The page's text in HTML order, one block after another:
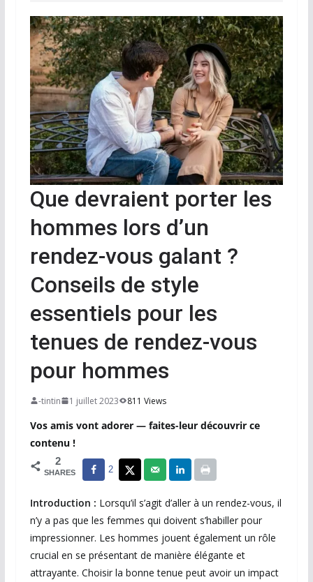
Que devraient porter les
hommes lors d’un
rendez-vous galant ?
Conseils de style
essentiels pour les
tenues de rendez-vous
pour hommes
-tintin 1 juillet 2023 811 Views
Vos amis vont adorer — faites-leur découvrir ce
contenu !
2
SHARES 2
Introduction : Lorsqu’il s’agit d’aller à un rendez-vous, il
n’y a pas que les femmes qui doivent s’habiller pour
impressionner. Les hommes jouent également un rôle
crucial en se présentant de manière élégante et
attrayante. Choisir la bonne tenue peut avoir un impact